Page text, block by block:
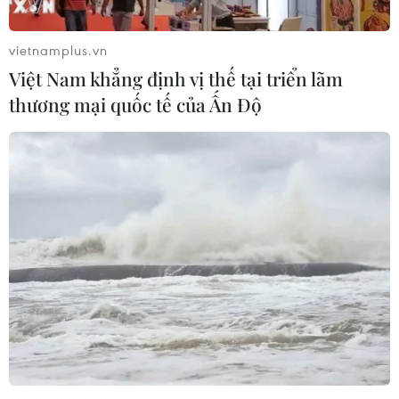
#Tôn tạo
Madagascar
Theo dõi VietnamPlus
vietnamplus.vn
Việt Nam khẳng định vị thế tại triển lãm
thương mại quốc tế của Ấn Độ